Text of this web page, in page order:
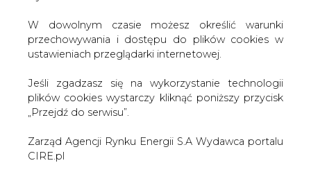
W dowolnym czasie możesz określić warunki
przechowywania i dostępu do plików cookies w
ustawieniach przeglądarki internetowej.
Jeśli zgadzasz się na wykorzystanie technologii
plików cookies wystarczy kliknąć poniższy przycisk
„Przejdź do serwisu”.
Zarząd Agencji Rynku Energii S.A Wydawca portalu
CIRE.pl
dziedzinie elektromobilności. Jednocześnie urzędnicy
deklarują, że po zakończeniu jego realizacji z Traktu
Królewskiego znikną ostatnie autobusy zasilane olejem
Ogłoszony właśnie przetarg jest już czwartym
postępowaniem na dostawę autobusów elektrycznych
Solarisa, rozstrzygnięto w 2014 r. Kolejny - w roku 2016 -
wygrało konsorcjum Ursus Bus oraz AMZ-Kutno, a